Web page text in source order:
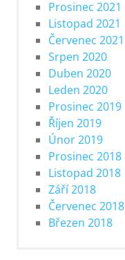
Prosinec 2021
Listopad 2021
Červenec 2021
Srpen 2020
Duben 2020
Leden 2020
Prosinec 2019
Říjen 2019
Únor 2019
Prosinec 2018
Listopad 2018
Září 2018
Červenec 2018
Březen 2018